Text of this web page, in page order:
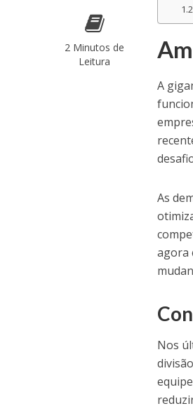
2 Minutos de
Leitura
A
As
agora
Nos